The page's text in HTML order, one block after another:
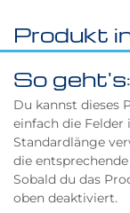
Produkt
So geht's:
Du kannst dieses
einfach die Felder
Standardlänge
die
Sobald du das
oben deaktiviert.